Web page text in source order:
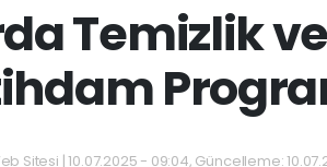
Temizlik
Sitesi | 10.07.2025 - 09:04, Güncelleme: